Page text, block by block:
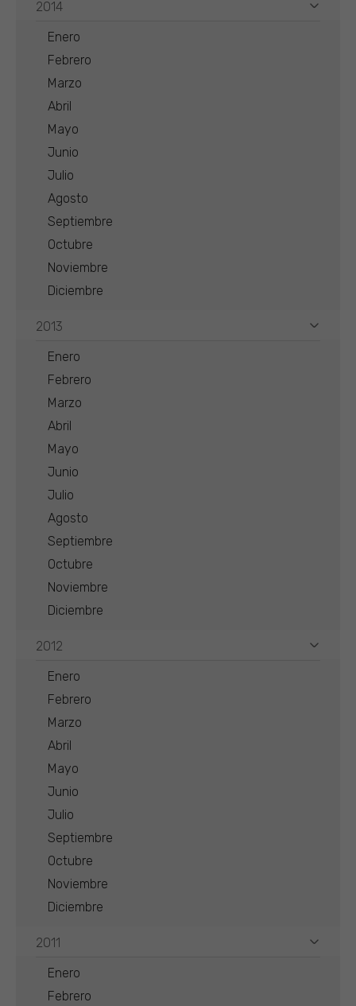
2014
Enero
Febrero
Marzo
Abril
Mayo
Junio
Julio
Agosto
Septiembre
Octubre
Noviembre
Diciembre
2013
Enero
Febrero
Marzo
Abril
Mayo
Junio
Julio
Agosto
Septiembre
Octubre
Noviembre
Diciembre
2012
Enero
Febrero
Marzo
Abril
Mayo
Junio
Julio
Septiembre
Octubre
Noviembre
Diciembre
2011
Enero
Febrero